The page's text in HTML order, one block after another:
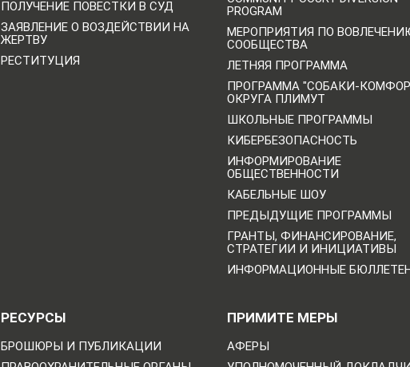
ПОЛУЧЕНИЕ ПОВЕСТКИ В СУД
ЗАЯВЛЕНИЕ О ВОЗДЕЙСТВИИ НА
ЖЕРТВУ
РЕСТИТУЦИЯ
PROGRAM
МЕРОПРИЯТИЯ ПО
СООБЩЕСТВА
ЛЕТНЯЯ ПРОГРАММА
ПРОГРАММА "СОБАКИ-
ОКРУГА ПЛИМУТ
ШКОЛЬНЫЕ ПРОГРАММЫ
КИБЕРБЕЗОПАСНОСТЬ
ИНФОРМИРОВАНИЕ
ОБЩЕСТВЕННОСТИ
КАБЕЛЬНЫЕ ШОУ
ПРЕДЫДУЩИЕ ПРОГРАММЫ
ГРАНТЫ, ФИНАНСИРОВАНИЕ,
СТРАТЕГИИ И ИНИЦИАТИВЫ
ИНФОРМАЦИОННЫЕ
РЕСУРСЫ
БРОШЮРЫ И ПУБЛИКАЦИИ
ПРИМИТЕ МЕРЫ
АФЕРЫ